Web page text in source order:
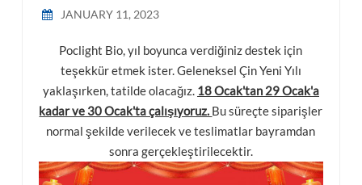
JANUARY 11, 2023
Poclight Bio, yıl boyunca verdiğiniz destek için
teşekkür etmek ister. Geleneksel Çin Yeni Yılı
yaklaşırken, tatilde olacağız. 18 Ocak'tan 29 Ocak'a
kadar ve 30 Ocak'ta çalışıyoruz. Bu süreçte siparişler
normal şekilde verilecek ve teslimatlar bayramdan
sonra gerçekleştirilecektir.